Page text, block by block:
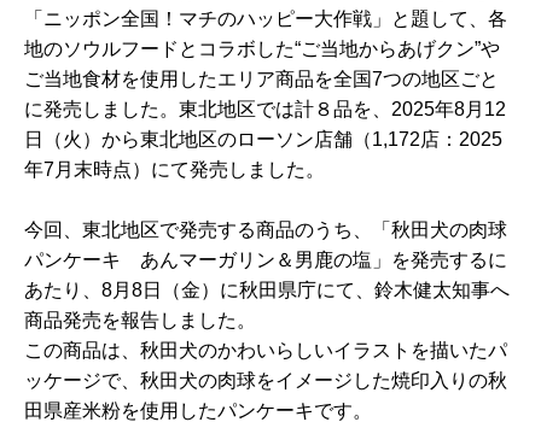
「ニッポン全国！マチのハッピー大作戦」と題して、各
地のソウルフードとコラボした“ご当地からあげクン”や
ご当地食材を使用したエリア商品を全国7つの地区ごと
に発売しました。東北地区では計８品を、2025年8月12
日（火）から東北地区のローソン店舗（1,172店：2025
年7月末時点）にて発売しました。
今回、東北地区で発売する商品のうち、「秋田犬の肉球
パンケーキ あんマーガリン＆男鹿の塩」を発売するに
あたり、8月8日（金）に秋田県庁にて、鈴木健太知事へ
商品発売を報告しました。
この商品は、秋田犬のかわいらしいイラストを描いたパ
ッケージで、秋田犬の肉球をイメージした焼印入りの秋
田県産米粉を使用したパンケーキです。